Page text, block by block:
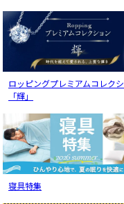
ロッピングプレミアムコレク
「輝」
寝具特集